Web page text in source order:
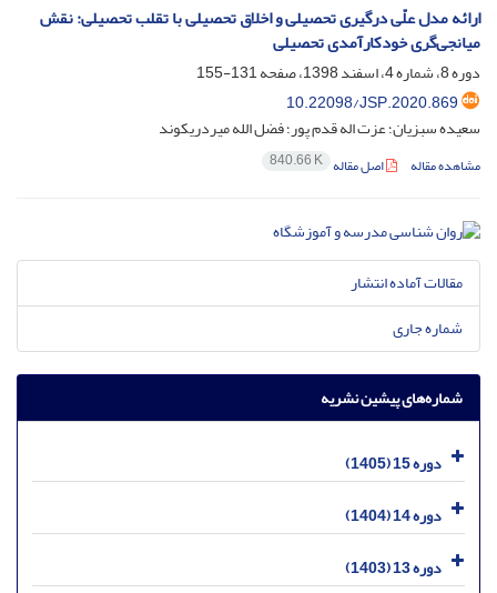
ارائه مدل علّی درگیری تحصیلی و اخلاق تحصیلی با تقلب تحصیلی: نقش
میانجی‌گری خودکارآمدی تحصیلی
دوره 8، شماره 4، اسفند 1398، صفحه
131-155
10.22098/JSP.2020.869
سعیده سبزیان؛ عزت اله قدم پور؛ فضل الله میردریکوند
مشاهده مقاله اصل مقاله 840.66 K
مقالات آماده انتشار
شماره جاری
شماره‌های پیشین نشریه
دوره 15 (1405)
دوره 14 (1404)
دوره 13 (1403)